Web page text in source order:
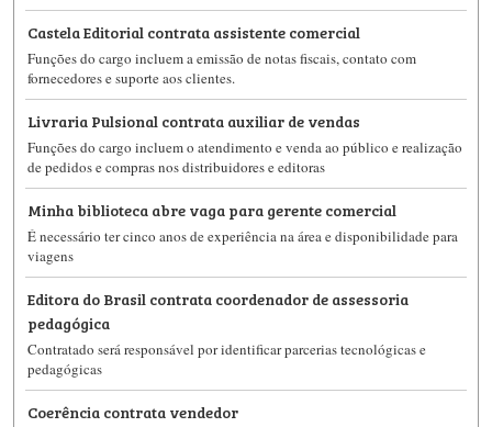
Castela Editorial contrata assistente comercial
Funções do cargo incluem a emissão de notas fiscais, contato com
fornecedores e suporte aos clientes.
Livraria Pulsional contrata auxiliar de vendas
Funções do cargo incluem o atendimento e venda ao público e realização
de pedidos e compras nos distribuidores e editoras
Minha biblioteca abre vaga para gerente comercial
É necessário ter cinco anos de experiência na área e disponibilidade para
viagens
Editora do Brasil contrata coordenador de assessoria
pedagógica
Contratado será responsável por identificar parcerias tecnológicas e
pedagógicas
Coerência contrata vendedor